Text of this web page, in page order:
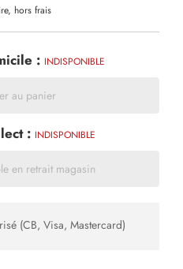
hors frais
: INDISPONIBLE
au panier
: INDISPONIBLE
en retrait magasin
(CB, Visa, Mastercard)